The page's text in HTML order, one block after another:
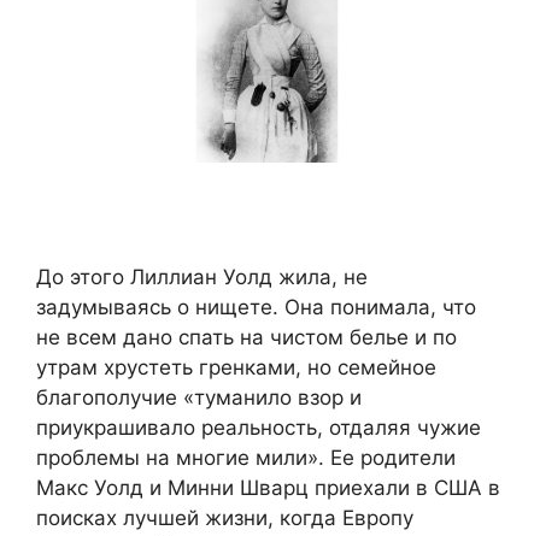
До этого Лиллиан Уолд жила, не
задумываясь о нищете. Она понимала, что
не всем дано спать на чистом белье и по
утрам хрустеть гренками, но семейное
благополучие «туманило взор и
приукрашивало реальность, отдаляя чужие
проблемы на многие мили». Ее родители
Макс Уолд и Минни Шварц приехали в США в
поисках лучшей жизни, когда Европу